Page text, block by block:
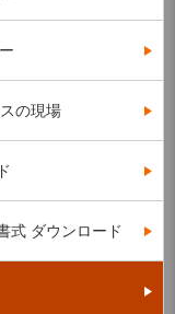
の現場
式 ダウンロード